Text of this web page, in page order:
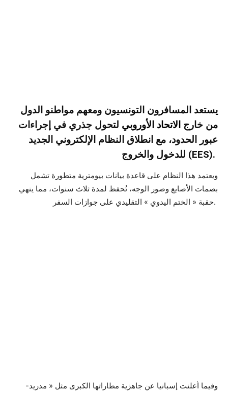
يستعد المسافرون التونسيون ومعهم مواطنو الدول
من خارج الاتحاد الأوروبي لتحول جذري في إجراءات
عبور الحدود، مع انطلاق النظام الإلكتروني الجديد
للدخول والخروج (EES).
ويعتمد هذا النظام على قاعدة بيانات بيومترية متطورة تشمل
بصمات الأصابع وصور الوجه، تُحفظ لمدة ثلاث سنوات، مما ينهي
حقبة « الختم اليدوي » التقليدي على جوازات السفر.
وفيما أعلنت إسبانيا عن جاهزية مطاراتها الكبرى مثل « مدريد-